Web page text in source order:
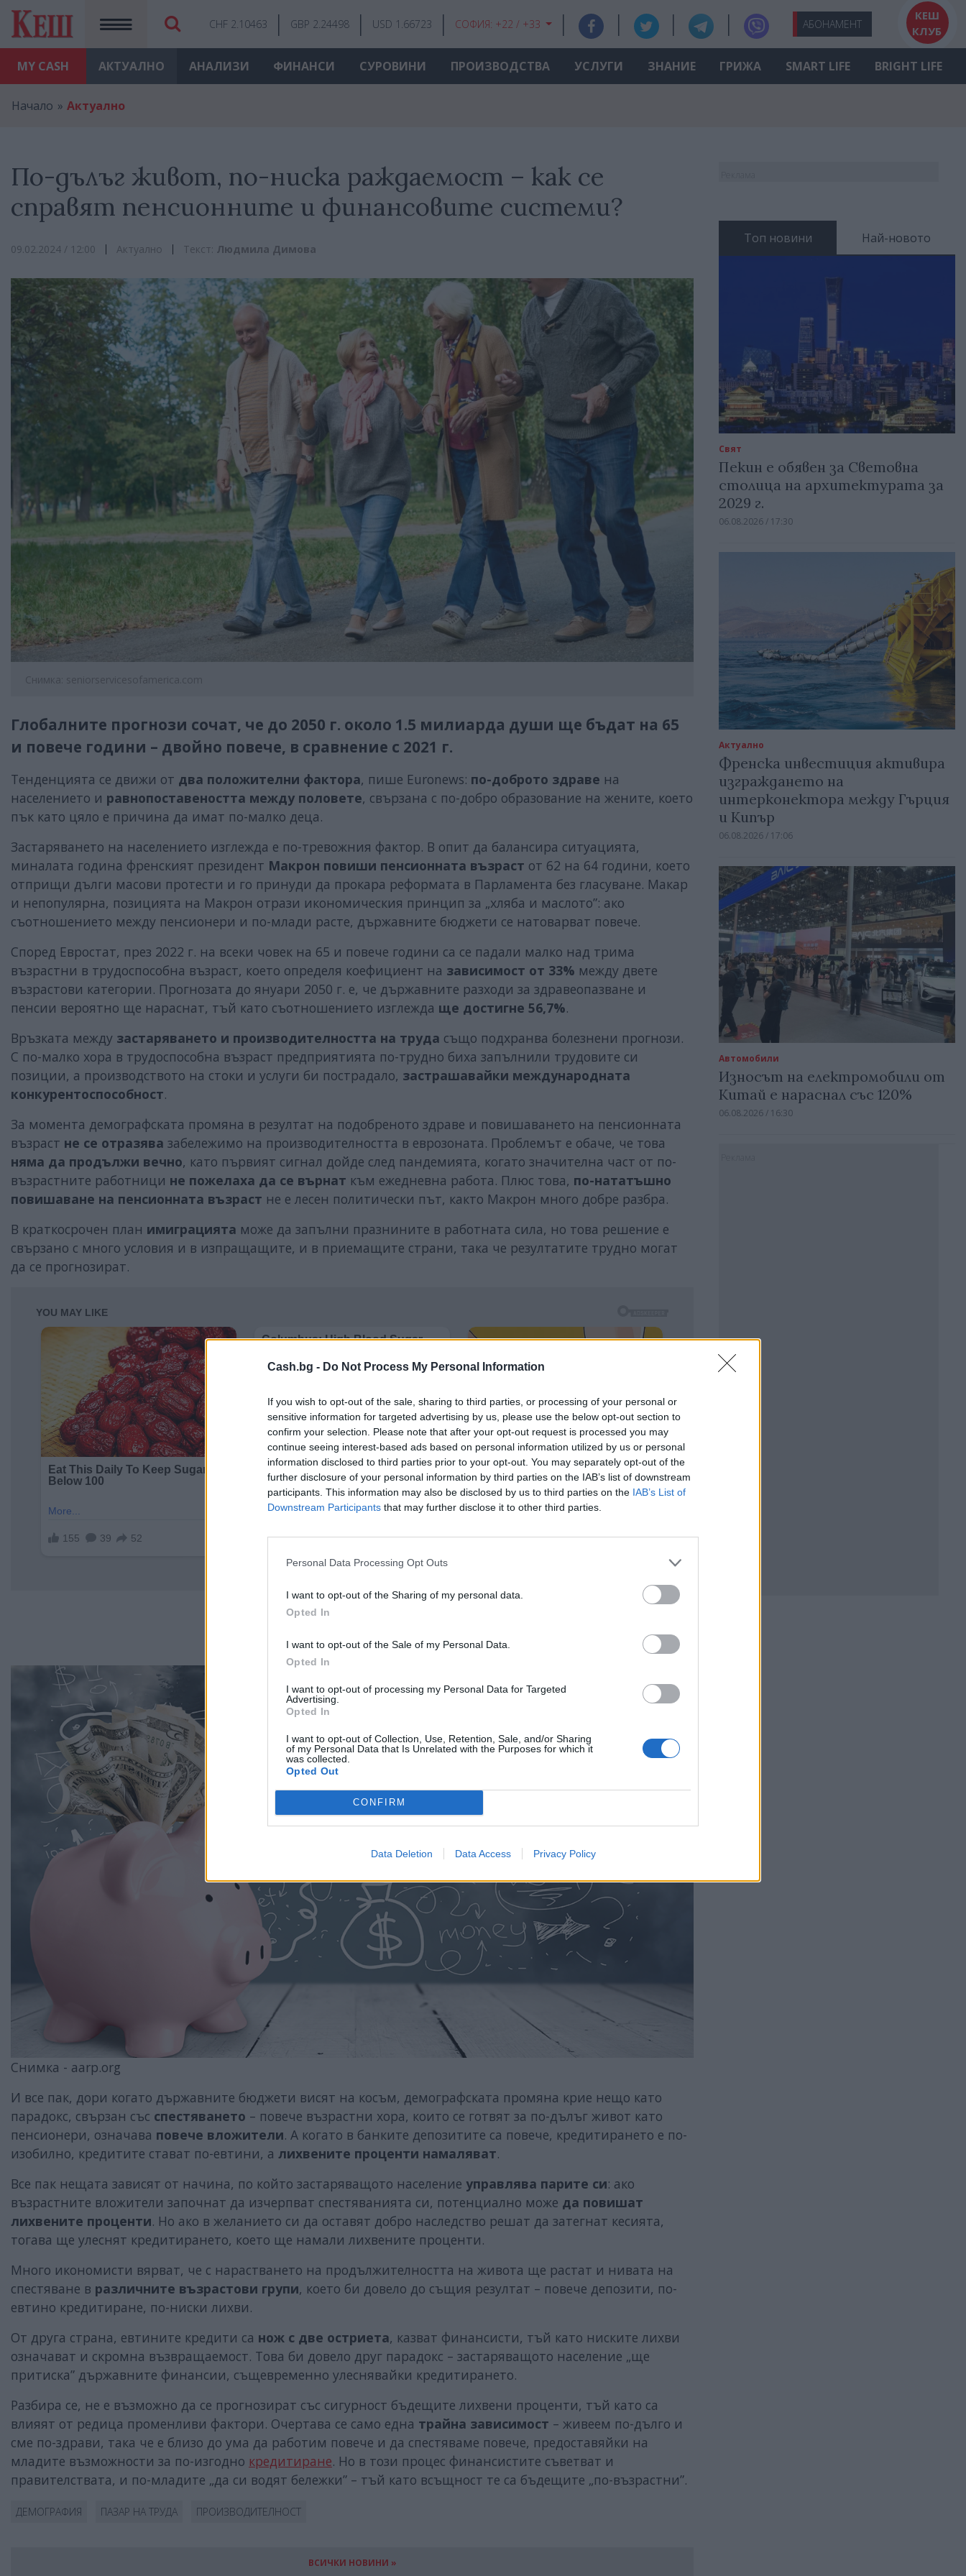
Cash.bg - Do Not Process My Personal Information
If you wish to opt-out of the sale, sharing to third parties, or processing of your personal or
sensitive information for targeted advertising by us, please use the below opt-out section to
confirm your selection. Please note that after your opt-out request is processed you may
continue seeing interest-based ads based on personal information utilized by us or personal
information disclosed to third parties prior to your opt-out. You may separately opt-out of the
further disclosure of your personal information by third parties on the IAB’s list of downstream
participants. This information may also be disclosed by us to third parties on the IAB’s List of
Downstream Participants that may further disclose it to other third parties.
Personal Data Processing Opt Outs
I want to opt-out of the Sharing of my personal data.
Opted In
I want to opt-out of the Sale of my Personal Data.
Opted In
I want to opt-out of processing my Personal Data for Targeted
Advertising.
Opted In
I want to opt-out of Collection, Use, Retention, Sale, and/or Sharing
of my Personal Data that Is Unrelated with the Purposes for which it
was collected.
Opted Out
CONFIRM
Data Deletion Data Access Privacy Policy
MY CASH
CHF 2.10463 GBP 2.24498 USD 1.66723 СОФИЯ: +22 / +33 АБОНАМЕНТ
КЕШ
КЛУБ
АКТУАЛНО АНАЛИЗИ ФИНАНСИ СУРОВИНИ ПРОИЗВОДСТВА УСЛУГИ ЗНАНИЕ ГРИЖА SMART LIFE BRIGHT LIFE
Начало Актуално
По-дълъг живот, по-ниска раждаемост – как се
справят пенсионните и финансовите системи?
09.02.2024 / 12:00 Актуално Текст: Людмила Димова
Снимка: seniorservicesofamerica.com
Глобалните прогнози сочат, че до 2050 г. около 1.5 милиарда души ще бъдат на 65
и повече години – двойно повече, в сравнение с 2021 г.
Тенденцията се движи от два положителни фактора, пише Euronews: по-доброто здраве на
населението и равнопоставеността между половете, свързана с по-добро образование на жените, което
пък като цяло е причина да имат по-малко деца.
Застаряването на населението изглежда е по-тревожния фактор. В опит да балансира ситуацията,
миналата година френският президент Макрон повиши пенсионната възраст от 62 на 64 години, което
отприщи дълги масови протести и го принуди да прокара реформата в Парламента без гласуване. Макар
и непопулярна, позицията на Макрон отрази икономическия принцип за „хляба и маслото”: ако
съотношението между пенсионери и по-млади расте, държавните бюджети се натоварват повече.
Според Евростат, през 2022 г. на всеки човек на 65 и повече години са се падали малко над трима
възрастни в трудоспособна възраст, което определя коефициент на зависимост от 33% между двете
възрастови категории. Прогнозата до януари 2050 г. е, че държавните разходи за здравеопазване и
пенсии вероятно ще нараснат, тъй като съотношението изглежда ще достигне 56,7%.
Връзката между застаряването и производителността на труда също подхранва болезнени прогнози.
С по-малко хора в трудоспособна възраст предприятията по-трудно биха запълнили трудовите си
позиции, а производството на стоки и услуги би пострадало, застрашавайки международната
конкурентоспособност.
За момента демографската промяна в резултат на подобреното здраве и повишаването на пенсионната
възраст не се отразява забележимо на производителността в еврозоната. Проблемът е обаче, че това
няма да продължи вечно, като първият сигнал дойде след пандемията, когато значителна част от по-
възрастните работници не пожелаха да се върнат към ежедневна работа. Плюс това, по-нататъшно
повишаване на пенсионната възраст не е лесен политически път, както Макрон много добре разбра.
В краткосрочен план имиграцията може да запълни празнините в работната сила, но това решение е
свързано с много условия и в изпращащите, и в приемащите страни, така че резултатите трудно могат
да се прогнозират.
Снимка - aarp.org
И все пак, дори когато държавните бюджети висят на косъм, демографската промяна крие нещо като
парадокс, свързан със спестяването – повече възрастни хора, които се готвят за по-дълъг живот като
пенсионери, означава повече вложители. А когато в банките депозитите са повече, кредитирането е по-
изобилно, кредитите стават по-евтини, а лихвените проценти намаляват.
Все пак нещата зависят от начина, по който застаряващото население управлява парите си: ако
възрастните вложители започнат да изчерпват спестяванията си, потенциално може да повишат
лихвените проценти. Но ако в желанието си да оставят добро наследство решат да затегнат кесията,
тогава ще улеснят кредитирането, което ще намали лихвените проценти.
Много икономисти вярват, че с нарастването на продължителността на живота ще растат и нивата на
спестяване в различните възрастови групи, което би довело до същия резултат – повече депозити, по-
евтино кредитиране, по-ниски лихви.
От друга страна, евтините кредити са нож с две остриета, казват финансисти, тъй като ниските лихви
означават и скромна възвращаемост. Това би довело друг парадокс – застаряващото население „ще
притиска” държавните финансии, същевременно улеснявайки кредитирането.
Разбира се, не е възможно да се прогнозират със сигурност бъдещите лихвени проценти, тъй като са
влияят от редица променливи фактори. Очертава се само една трайна зависимост – живеем по-дълго и
сме по-здрави, така че е близо до ума да работим повече и да спестяваме повече, предоставяйки на
младите възможности за по-изгодно кредитиране. Но в този процес финансистите съветват и
правителствата, и по-младите „да си водят бележки” – тъй като всъщност те са бъдещите „по-възрастни”.
ДЕМОГРАФИЯ ПАЗАР НА ТРУДА ПРОИЗВОДИТЕЛНОСТ
ВСИЧКИ НОВИНИ »
Топ новини Най-новото
Свят
Пекин е обявен за Световна
столица на архитектурата за
2029 г.
06.08.2026 / 17:30
Актуално
Френска инвестиция активира
изграждането на
интерконектора между Гърция
и Кипър
06.08.2026 / 17:06
Автомобили
Износът на електромобили от
Китай е нараснал със 120%
06.08.2026 / 16:30